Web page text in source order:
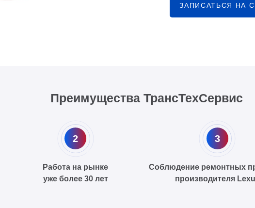
ЗАПИСАТЬСЯ НА
Преимущества ТрансТехСервис
2
Работа на рынке
уже более 30 лет
3
Соблюдение ремонтных
производителя